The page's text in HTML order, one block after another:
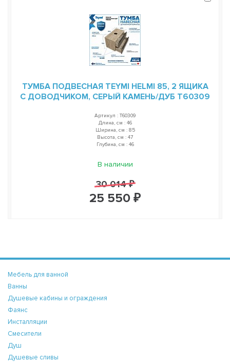
ТУМБА ПОДВЕСНАЯ TEYMI HELMI 85, 2 ЯЩИКА
С ДОВОДЧИКОМ, СЕРЫЙ КАМЕНЬ/ДУБ T60309
Артикул : T60309
Длина, см : 46
Ширина, см : 85
Высота, см : 47
Глубина, см : 46
В наличии
30 014 ₽
25 550 ₽
Мебель для ванной
Ванны
Душевые кабины и ограждения
Фаянс
Инсталляции
Смесители
Душ
Душевые сливы